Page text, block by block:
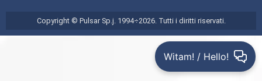
Copyright © Pulsar Sp.j. 1994÷2026. Tutti i diritti riservati.
Witam! / Hello!